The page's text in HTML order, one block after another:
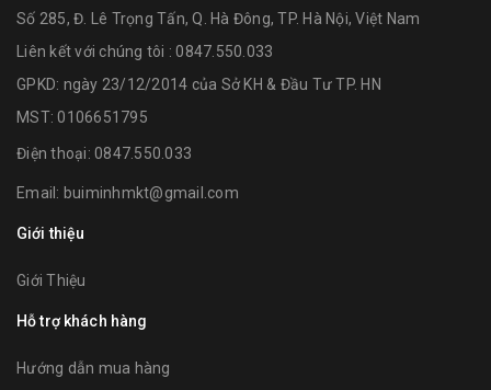
Số 285, Đ. Lê Trọng Tấn, Q. Hà Đông, TP. Hà Nội, Việt Nam
Liên kết với chúng tôi : 0847.550.033
GPKD: ngày 23/12/2014 của Sở KH & Đầu Tư TP. HN
MST: 0106651795
Điện thoại: 0847.550.033
Email: buiminhmkt@gmail.com
Giới thiệu
Giới Thiệu
Hỗ trợ khách hàng
Hướng dẫn mua hàng